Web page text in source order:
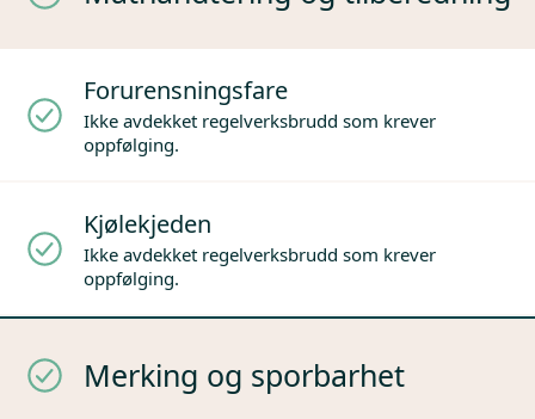
Forurensningsfare
Ikke avdekket regelverksbrudd som krever
oppfølging.
Kjølekjeden
Ikke avdekket regelverksbrudd som krever
oppfølging.
Merking og sporbarhet